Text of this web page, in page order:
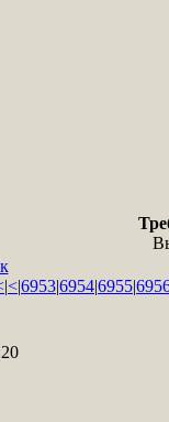
|<|6953|6954|6955|